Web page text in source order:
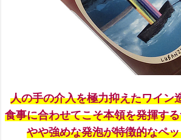
人の手の介入を極力抑えたワイン
食事に合わせてこそ本領を発揮す
やや強めな発泡が特徴的なペ